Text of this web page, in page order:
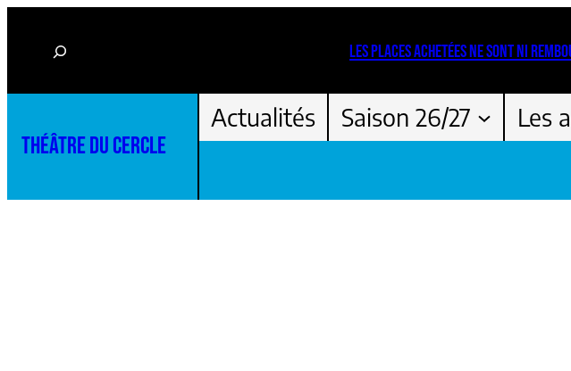
Rechercher LES PLACES ACHETÉES NE SONT NI
THÉÂTRE DU CERCLE
Actualités Saison 26/27 Les